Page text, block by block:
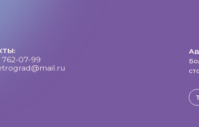
©2025 Все права защищены